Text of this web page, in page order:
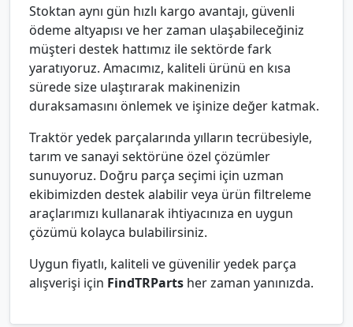
Stoktan aynı gün hızlı kargo avantajı, güvenli
ödeme altyapısı ve her zaman ulaşabileceğiniz
müşteri destek hattımız ile sektörde fark
yaratıyoruz. Amacımız, kaliteli ürünü en kısa
sürede size ulaştırarak makinenizin
duraksamasını önlemek ve işinize değer katmak.
Traktör yedek parçalarında yılların tecrübesiyle,
tarım ve sanayi sektörüne özel çözümler
sunuyoruz. Doğru parça seçimi için uzman
ekibimizden destek alabilir veya ürün filtreleme
araçlarımızı kullanarak ihtiyacınıza en uygun
çözümü kolayca bulabilirsiniz.
Uygun fiyatlı, kaliteli ve güvenilir yedek parça
alışverişi için FindTRParts her zaman yanınızda.